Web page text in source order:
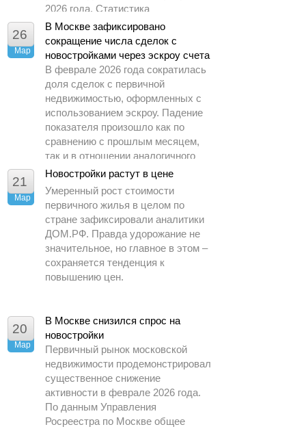
2026 года. Статистика
демонстрирует заметное
охлаждение спроса по сравнению
с предыдущими периодами.
26
Мар
В Москве зафиксировано
сокращение числа сделок с
новостройками через эскроу счета
В феврале 2026 года сократилась
доля сделок с первичной
недвижимостью, оформленных с
использованием эскроу. Падение
показателя произошло как по
сравнению с прошлым месяцем,
так и в отношении аналогичного
периода 2025 года.
21
Мар
Новостройки растут в цене
Умеренный рост стоимости
первичного жилья в целом по
стране зафиксировали аналитики
ДОМ.РФ. Правда удорожание не
значительное, но главное в этом –
сохраняется тенденция к
повышению цен.
20
Мар
В Москве снизился спрос на
новостройки
Первичный рынок московской
недвижимости продемонстрировал
существенное снижение
активности в феврале 2026 года.
По данным Управления
Росреестра по Москве общее